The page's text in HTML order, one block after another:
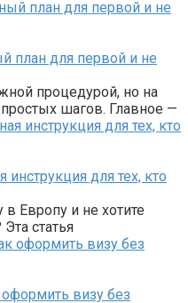
план для первой и не
процедурой, но на
шагов. Главное —
инструкция для тех, кто
Европу и не хотите
статья
визу без